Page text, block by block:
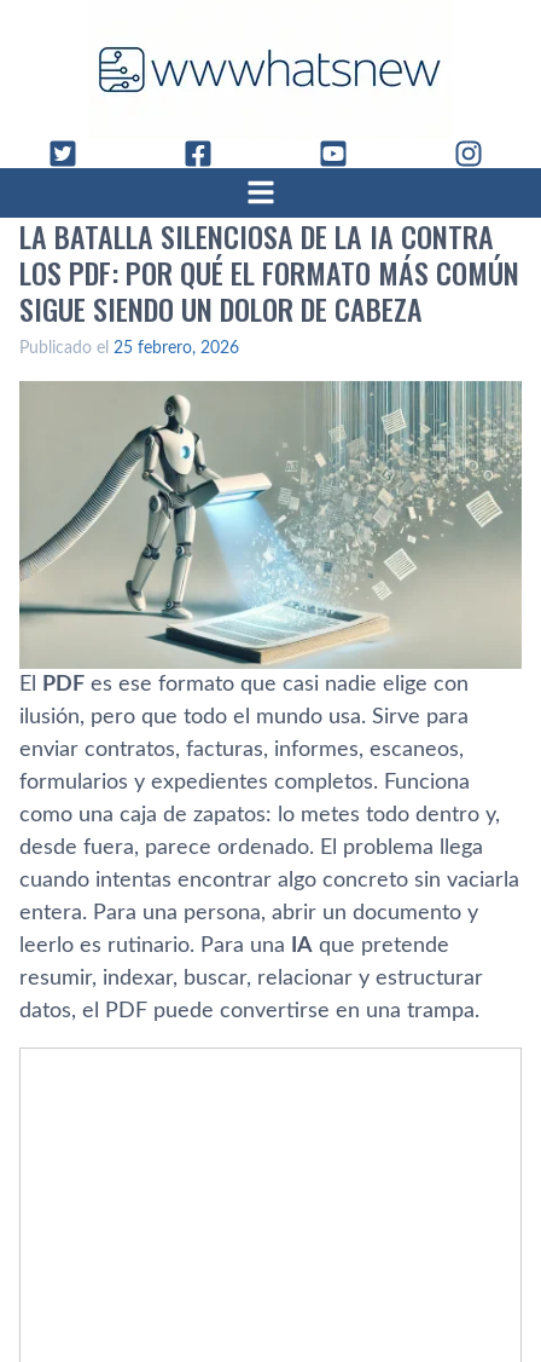
LA BATALLA SILENCIOSA DE LA IA CONTRA
LOS PDF: POR QUÉ EL FORMATO MÁS COMÚN
SIGUE SIENDO UN DOLOR DE CABEZA
Publicado el 25 febrero, 2026
El PDF es ese formato que casi nadie elige con
ilusión, pero que todo el mundo usa. Sirve para
enviar contratos, facturas, informes, escaneos,
formularios y expedientes completos. Funciona
como una caja de zapatos: lo metes todo dentro y,
desde fuera, parece ordenado. El problema llega
cuando intentas encontrar algo concreto sin vaciarla
entera. Para una persona, abrir un documento y
leerlo es rutinario. Para una
IA que pretende
resumir, indexar, buscar, relacionar y estructurar
datos, el PDF puede convertirse en una trampa.